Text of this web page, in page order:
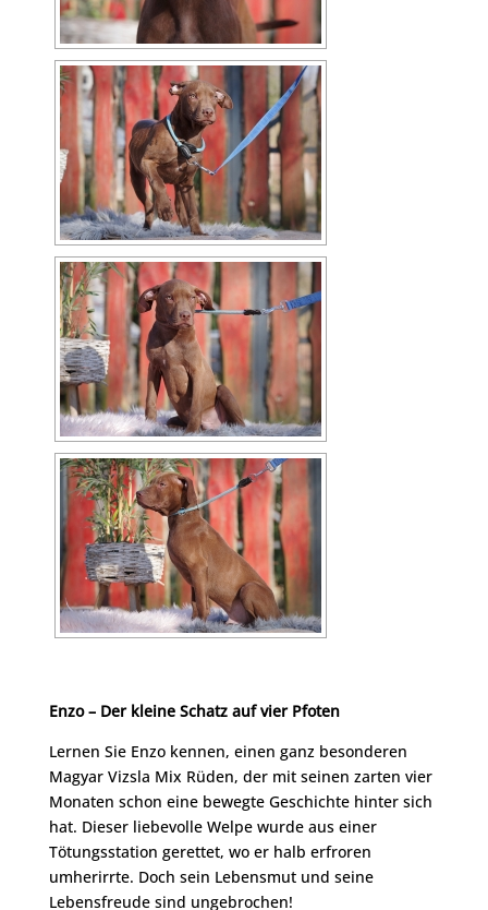
Enzo – Der kleine Schatz auf vier Pfoten
Lernen Sie Enzo kennen, einen ganz besonderen
Magyar Vizsla Mix Rüden, der mit seinen zarten vier
Monaten schon eine bewegte Geschichte hinter sich
hat. Dieser liebevolle Welpe wurde aus einer
Tötungsstation gerettet, wo er halb erfroren
umherirrte. Doch sein Lebensmut und seine
Lebensfreude sind ungebrochen!